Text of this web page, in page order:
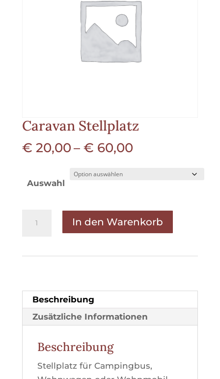
Caravan Stellplatz
€ 20,00– € 60,00Preisspanne:
Auswahl
In den Warenkorb
Beschreibung
Zusätzliche Informationen
Beschreibung
Stellplatz für Campingbus,